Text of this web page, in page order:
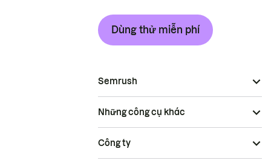
Dùng thử miễn phí
Semrush
Những công cụ khác
Công ty